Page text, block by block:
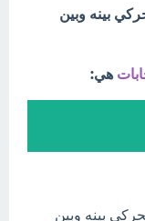
بينه وبين
هي:
بينه وبين